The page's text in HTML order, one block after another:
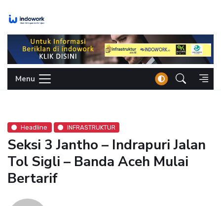
Menu
Headline INFRASTRUKTUR
Seksi 3 Jantho – Indrapuri Jalan
Tol Sigli – Banda Aceh Mulai
Bertarif